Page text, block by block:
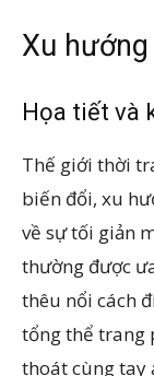
Xu
Họa tiết và
Thế giới thời
biến đổi, xu
về sự tối giản
thường được
thêu nổi cách
tổng thể trang
thoát cùng tay